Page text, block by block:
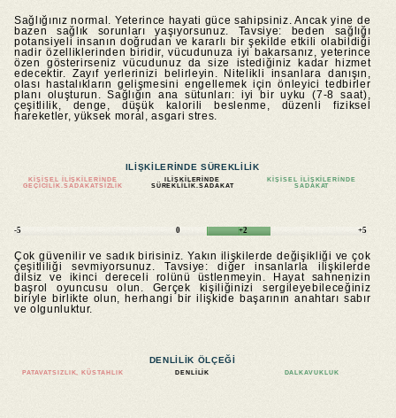
Sağlığınız normal. Yeterince hayati güce sahipsiniz. Ancak yine de
bazen sağlık sorunları yaşıyorsunuz. Tavsiye: beden sağlığı
potansiyeli insanın doğrudan ve kararlı bir şekilde etkili olabildiği
nadir özelliklerinden biridir, vücudunuza iyi bakarsanız, yeterince
özen gösterirseniz vücudunuz da size istediğiniz kadar hizmet
edecektir. Zayıf yerlerinizi belirleyin. Nitelikli insanlara danışın,
olası hastalıkların gelişmesini engellemek için önleyici tedbirler
planı oluşturun. Sağlığın ana sütunları: iyi bir uyku (7-8 saat),
çeşitlilik, denge, düşük kalorili beslenme, düzenli fiziksel
hareketler, yüksek moral, asgari stres.
ILIŞKILERINDE SÜREKLILIK
KIŞISEL ILIŞKILERINDE
GEÇICILIK.SADAKATSIZLIK
ILIŞKILERINDE
SÜREKLILIK.SADAKAT
KIŞISEL ILIŞKILERINDE
SADAKAT
-5 0 +2 +5
Çok güvenilir ve sadık birisiniz. Yakın ilişkilerde değişikliği ve çok
çeşitliliği sevmiyorsunuz. Tavsiye: diğer insanlarla ilişkilerde
dilsiz ve ikinci dereceli rolünü üstlenmeyin. Hayat sahnenizin
başrol oyuncusu olun. Gerçek kişiliğinizi sergileyebileceğiniz
biriyle birlikte olun, herhangi bir ilişkide başarının anahtarı sabır
ve olgunluktur.
DENLILIK ÖLÇEĞI
PATAVATSIZLIK, KÜSTAHLIK DENLILIK DALKAVUKLUK